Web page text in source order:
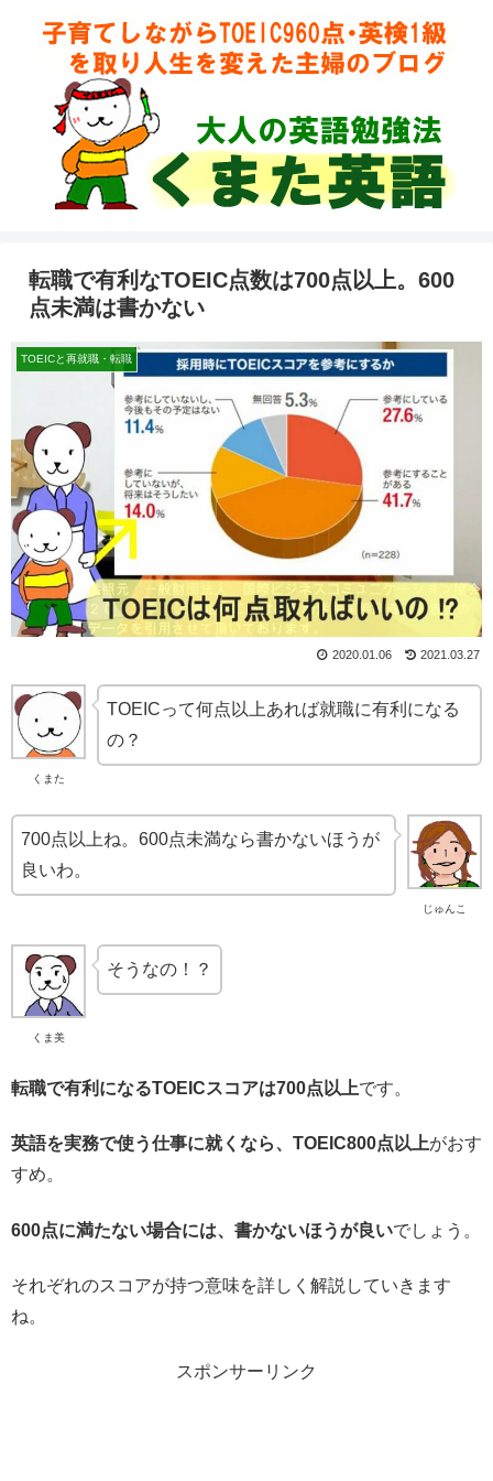
転職で有利なTOEIC点数は700点以上。600
点未満は書かない
TOEICと再就職・転職
2020.01.06 2021.03.27
くまた
TOEICって何点以上あれば就職に有利になる
の？
じゅんこ
700点以上ね。600点未満なら書かないほうが
良いわ。
くま美
そうなの！？
転職で有利になるTOEICスコアは700点以上です。
英語を実務で使う仕事に就くなら、TOEIC800点以上がおす
すめ。
600点に満たない場合には、書かないほうが良いでしょう。
それぞれのスコアが持つ意味を詳しく解説していきます
ね。
スポンサーリンク